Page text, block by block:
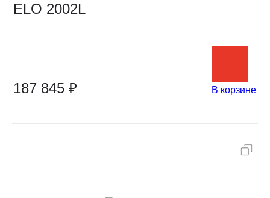
ELO 2002L
187 845 ₽ В корзине